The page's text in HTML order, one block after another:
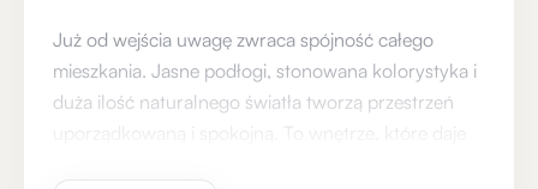
Już od wejścia uwagę zwraca spójność całego
mieszkania. Jasne podłogi, stonowana kolorystyka i
duża ilość naturalnego światła tworzą przestrzeń
uporządkowaną i spokojną. To wnętrze, które daje